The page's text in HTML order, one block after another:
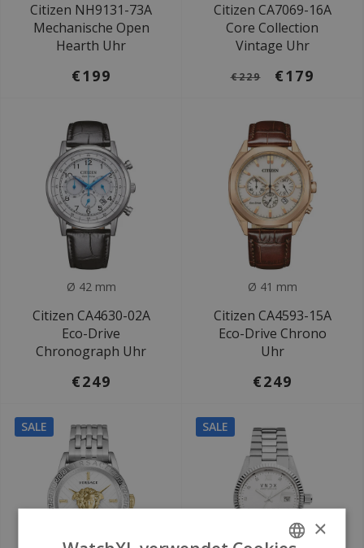
Citizen NH9131-73A
Mechanische Open
Hearth Uhr
€199
Citizen CA7069-16A
Core Collection
Vintage Uhr
€229 €179
Ø 42 mm
Citizen CA4630-02A
Eco-Drive
Chronograph Uhr
€249
Ø 41 mm
Citizen CA4593-15A
Eco-Drive Chrono
Uhr
€249
SALE SALE
×